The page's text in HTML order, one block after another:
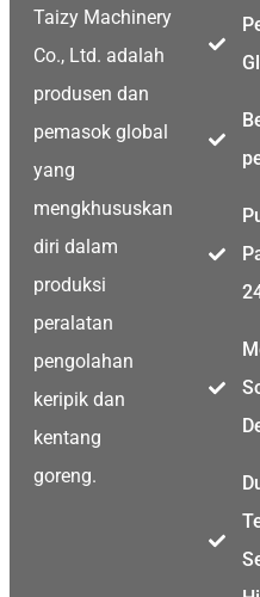
Taizy Machinery
Co., Ltd. adalah
produsen dan
pemasok global
yang
mengkhususkan
diri dalam
produksi
peralatan
pengolahan
keripik dan
kentang
goreng.